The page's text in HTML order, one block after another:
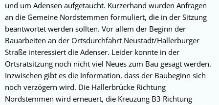
und um Adensen aufgetaucht. Kurzerhand wurden Anfragen
an die Gemeine Nordstemmen formuliert, die in der Sitzung
beantwortet werden sollten. Vor allem der Beginn der
Bauarbeiten an der Ortsdurchfahrt Neustadt/Hallerburger
Straße interessiert die Adenser. Leider konnte in der
Ortsratsitzung noch nicht viel Neues zum Bau gesagt werden.
Inzwischen gibt es die Information, dass der Baubeginn sich
noch verzögern wird. Die Hallerbrücke Richtung
Nordstemmen wird erneuert, die Kreuzung B3 Richtung